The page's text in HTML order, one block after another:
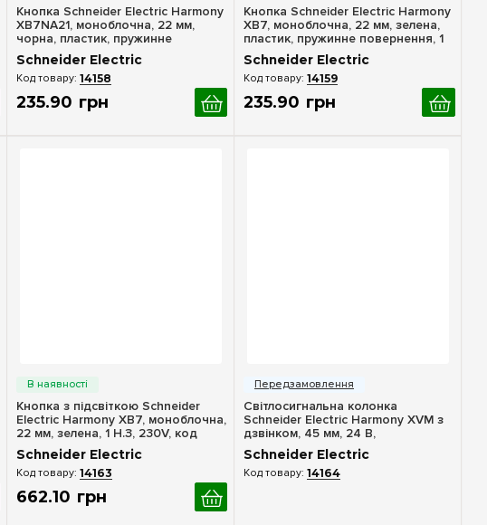
Кнопка Schneider Electric Harmony
XB7NA21, моноблочна, 22 мм,
чорна, пластик, пружинне
повернення, 1 Н.О.
Schneider Electric
14158
235.90 грн
Кнопка Schneider Electric Harmony
XB7, моноблочна, 22 мм, зелена,
пластик, пружинне повернення, 1
Н.О. XB7NA31
Schneider Electric
14159
235.90 грн
Кнопка з підсвіткою Schneider
Electric Harmony XB7, моноблочна,
22 мм, зелена, 1 Н.З, 230V, код
XB7NW33M1
Schneider Electric
14163
662.10 грн
Світлосигнальна колонка
Schneider Electric Harmony XVM з
дзвінком, 45 мм, 24 В,
XVMB2RGSSB
Schneider Electric
14164